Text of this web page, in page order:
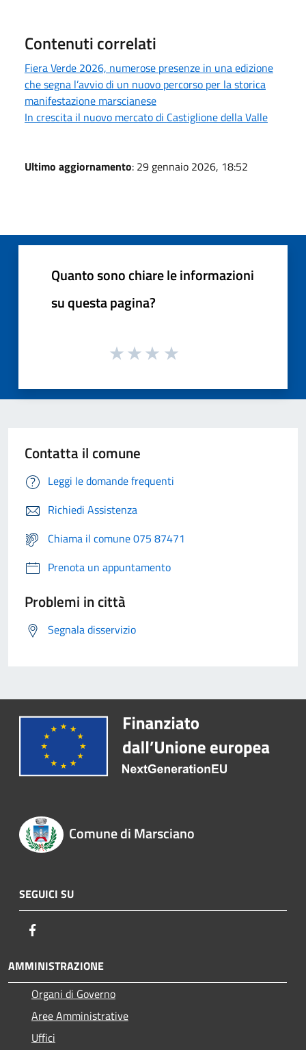
Contenuti correlati
Fiera Verde 2026, numerose presenze in una edizione
che segna l’avvio di un nuovo percorso per la storica
manifestazione marscianese
In crescita il nuovo mercato di Castiglione della Valle
Ultimo aggiornamento: 29 gennaio 2026, 18:52
Quanto sono chiare le informazioni
su questa pagina?
Contatta il comune
Leggi le domande frequenti
Richiedi Assistenza
Chiama il comune 075 87471
Prenota un appuntamento
Problemi in città
Segnala disservizio
Comune di Marsciano
SEGUICI SU
AMMINISTRAZIONE
Organi di Governo
Aree Amministrative
Uffici